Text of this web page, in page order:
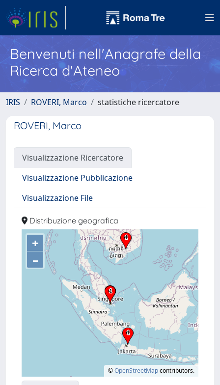
Benvenuti nell'Anagrafe della
Ricerca d'Ateneo
IRIS ROVERI, Marco statistiche ricercatore
ROVERI, Marco
Visualizzazione Ricercatore
Visualizzazione Pubblicazione
Visualizzazione File
Distribuzione geografica
+
–
©OpenStreetMapcontributors.